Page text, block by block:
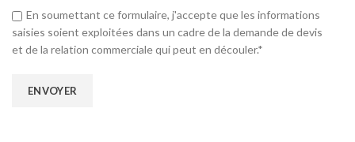
En soumettant ce formulaire, j'accepte que les informations
saisies soient exploitées dans un cadre de la demande de devis
et de la relation commerciale qui peut en découler.*